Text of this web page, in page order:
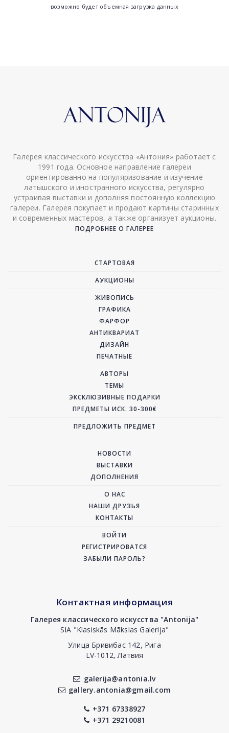
возможно будет объемная загрузка данных
Галерея классического искусства «Антония» работает с
1991 года. Основное направление галереи
ориентированно на популяризование и изучение
латышского и иностранного искусства, регулярно
устраивая выставки и дополняя постоянную коллекцию
галереи. Галерея покупает и продают картины старинных
и современных мастеров, а также организует аукционы.
ПОДРОБНЕЕ О ГАЛЕРЕЕ
СТАРТОВАЯ
АУКЦИОНЫ
ЖИВОПИСЬ
ГРАФИКА
ФАРФОР
АНТИКВАРИАТ
ДИЗАЙН
ПЕЧАТНЫЕ
АВТОРЫ
ТЕМЫ
ЭКСКЛЮЗИВНЫЕ ПОДАРКИ
ПРЕДМЕТЫ ИСК. 30-300€
ПРЕДЛОЖИТЬ ПРЕДМЕТ
НОВОСТИ
ВЫСТАВКИ
ДОПОЛНЕНИЯ
О НАС
НАШИ ДРУЗЬЯ
КОНТАКТЫ
ВОЙТИ
РЕГИСТРИРОВАТСЯ
ЗАБЫЛИ ПАРОЛЬ?
Контактная информация
Галерея классического искусства "Antonija"
SIA "Klasiskās Mākslas Galerija"
Улица Бривибас 142, Рига
LV-1012, Латвия
galerija@antonia.lv
gallery.antonia@gmail.com
+371 67338927
+371 29210081